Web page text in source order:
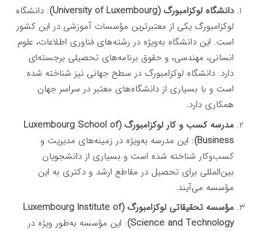
دانشگاه لوکزامبورگ (University of Luxembourg)
: دانشگاه
لوکزامبورگ یکی از معتبرترین مؤسسات آموزشی در این کشور
است. این دانشگاه به‌ویژه در رشته‌های فناوری اطلاعات، علوم
انسانی، مهندسی، و حقوق برنامه‌های تحصیلی برجسته‌ای
دارد. دانشگاه لوکزامبورگ در سطح جهانی نیز شناخته شده
است و با بسیاری از دانشگاه‌های معتبر در سراسر جهان
همکاری دارد.
مدرسه کسب و کار لوکزامبورگ (Luxembourg School of
Business) : این مدرسه به‌ویژه در زمینه‌های مدیریت و
کسب‌وکار شناخته شده است و بسیاری از دانشجویان
بین‌المللی برای تحصیل در مقاطع ارشد و دکتری به این
مؤسسه می‌آیند.
مؤسسه تحقیقاتی لوکزامبورگ (Luxembourg Institute of
Science and Technology) : این مؤسسه به‌طور ویژه در